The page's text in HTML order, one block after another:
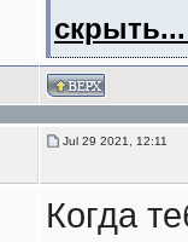
Jul 29 2021, 12:11
Когда